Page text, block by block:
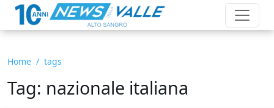
Home tags
Tag: nazionale italiana